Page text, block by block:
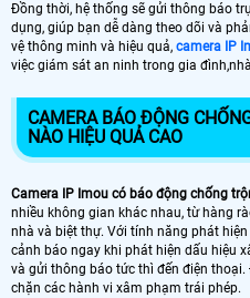
Đồng thời, hệ thống sẽ gửi thông báo
dụng, giúp bạn dễ dàng theo dõi và
vệ thông minh và hiệu quả, camera IP
việc giám sát an ninh trong gia
CAMERA BÁO ĐỘNG
NÀO HIỆU QUẢ CAO
Camera IP Imou có báo động chống
nhiều không gian khác nhau, từ hàng
nhà và biệt thự. Với tính năng phát
cảnh báo ngay khi phát hiện dấu hiệu
và gửi thông báo tức thì đến điện
chặn các hành vi xâm phạm trái phép.